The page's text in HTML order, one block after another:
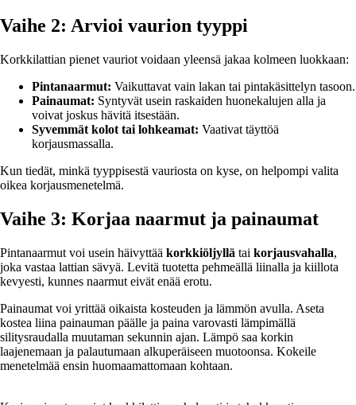
Vaihe 2: Arvioi vaurion tyyppi
Korkkilattian pienet vauriot voidaan yleensä jakaa kolmeen luokkaan:
Pintanaarmut: Vaikuttavat vain lakan tai pintakäsittelyn tasoon.
Painaumat: Syntyvät usein raskaiden huonekalujen alla ja
voivat joskus hävitä itsestään.
Syvemmät kolot tai lohkeamat: Vaativat täyttöä
korjausmassalla.
Kun tiedät, minkä tyyppisestä vauriosta on kyse, on helpompi valita
oikea korjausmenetelmä.
Vaihe 3: Korjaa naarmut ja painaumat
Pintanaarmut voi usein häivyttää korkkiöljyllä tai korjausvahalla,
joka vastaa lattian sävyä. Levitä tuotetta pehmeällä liinalla ja kiillota
kevyesti, kunnes naarmut eivät enää erotu.
Painaumat voi yrittää oikaista kosteuden ja lämmön avulla. Aseta
kostea liina painauman päälle ja paina varovasti lämpimällä
silitysraudalla muutaman sekunnin ajan. Lämpö saa korkin
laajenemaan ja palautumaan alkuperäiseen muotoonsa. Kokeile
menetelmää ensin huomaamattomaan kohtaan.